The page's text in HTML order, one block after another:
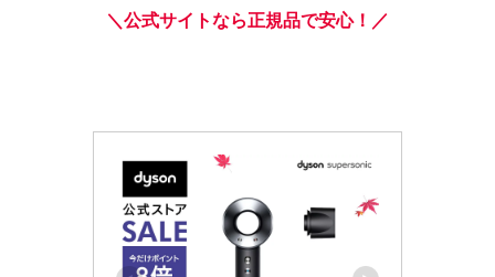
＼公式サイトなら正規品で安心！／